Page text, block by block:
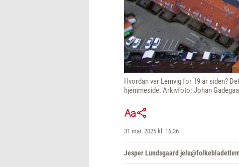
Hvordan var Lemvig for 19 år siden?
hjemmeside. Arkivfoto: Johan
31 mar. 2025 kl. 16:36
Jesper Lundsgaard